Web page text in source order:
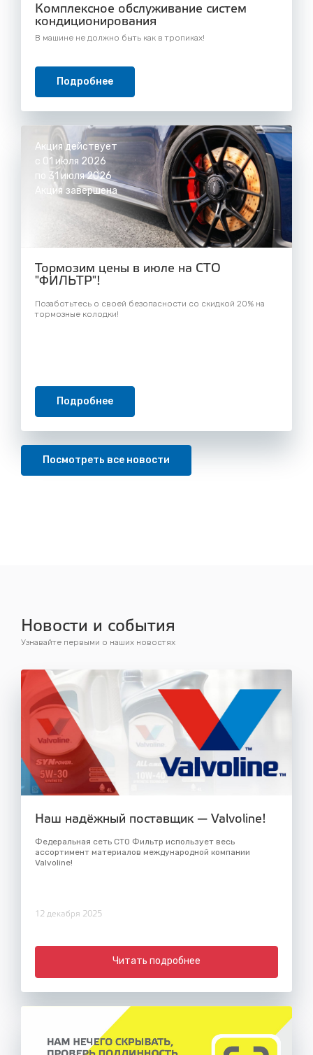
Комплексное обслуживание систем
кондиционирования
В машине не должно быть как в тропиках!
Подробнее
Акция действует
с 01 июля 2026
по 31 июля 2026
Акция завершена
Тормозим цены в июле на СТО
"ФИЛЬТР"!
Позаботьтесь о своей безопасности со скидкой 20% на
тормозные колодки!
Подробнее
Посмотреть все новости
Новости и события
Узнавайте первыми о наших новостях
Наш надёжный поставщик — Valvoline!
Федеральная сеть СТО Фильтр использует весь
ассортимент материалов международной компании
Valvoline!
12 декабря 2025
Читать подробнее